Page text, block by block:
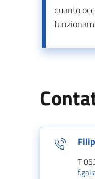
quanto
T